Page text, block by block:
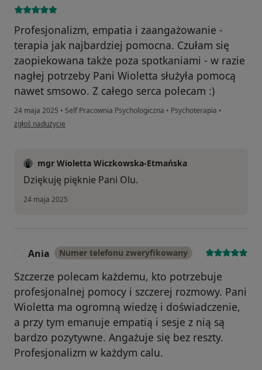
Profesjonalizm, empatia i zaangażowanie -
terapia jak najbardziej pomocna. Czułam się
zaopiekowana także poza spotkaniami - w razie
nagłej potrzeby Pani Wioletta służyła pomocą
nawet smsowo. Z całego serca polecam :)
24 maja 2025 • Self Pracownia Psychologiczna • Psychoterapia •
w opinii użytkownika Aleksandra
zgłoś nadużycie
mgr Wioletta Wiczkowska-Etmańska
Dziękuję pięknie Pani Olu.
24 maja 2025
Ania Numer telefonu zweryfikowany
Szczerze polecam każdemu, kto potrzebuje
profesjonalnej pomocy i szczerej rozmowy. Pani
Wioletta ma ogromną wiedzę i doświadczenie,
a przy tym emanuje empatią i sesje z nią są
bardzo pozytywne. Angażuje się bez reszty.
Profesjonalizm w każdym calu.